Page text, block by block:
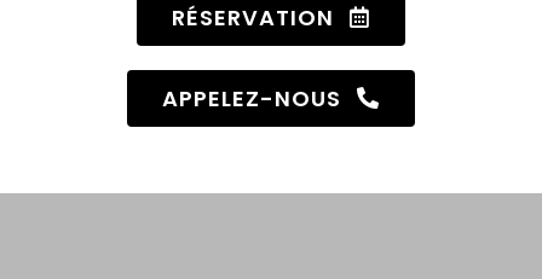
RÉSERVATION
APPELEZ-NOUS